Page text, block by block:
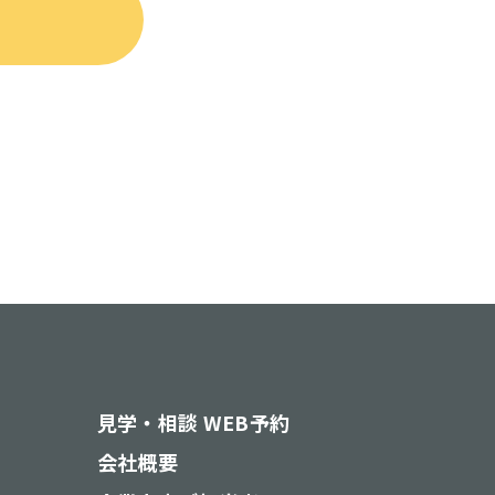
見学・相談 WEB予約
会社概要